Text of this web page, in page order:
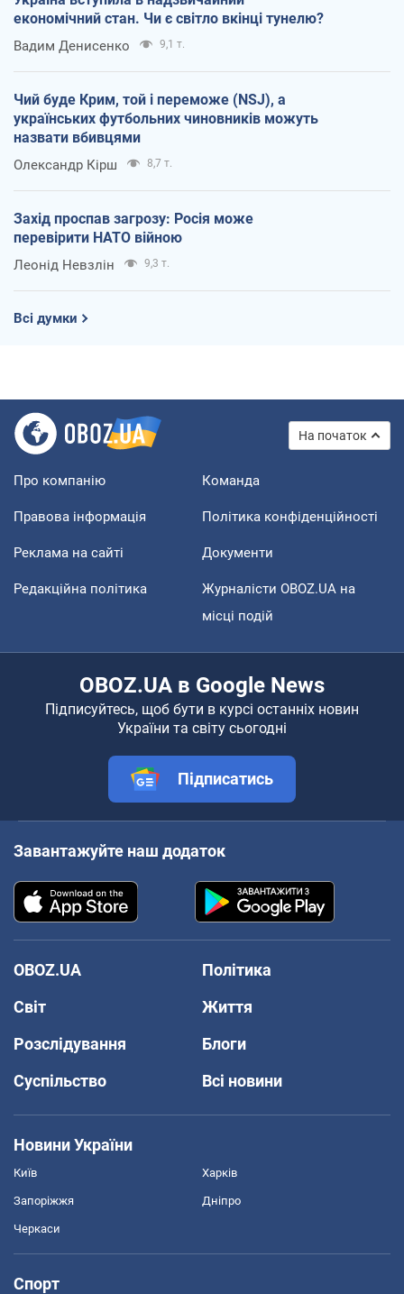
економічний стан. Чи є світло вкінці тунелю?
Вадим Денисенко 9,1 т.
Чий буде Крим, той і переможе (NSJ), а
українських футбольних чиновників можуть
назвати вбивцями
Олександр Кірш 8,7 т.
Захід проспав загрозу: Росія може
перевірити НАТО війною
Леонід Невзлін 9,3 т.
Всі думки
На початок
Про компанію Команда
Правова інформація Політика конфіденційності
Реклама на сайті Документи
Редакційна політика
Журналісти OBOZ.UA на
місці подій
OBOZ.UA в Google News
Підписуйтесь, щоб бути в курсі останніх новин
України та світу сьогодні
Підписатись
Завантажуйте наш додаток
OBOZ.UA
Політика
Світ
Життя
Розслідування
Блоги
Суспільство
Всі новини
Новини України
Київ Харків
Запоріжжя Дніпро
Черкаси
Спорт